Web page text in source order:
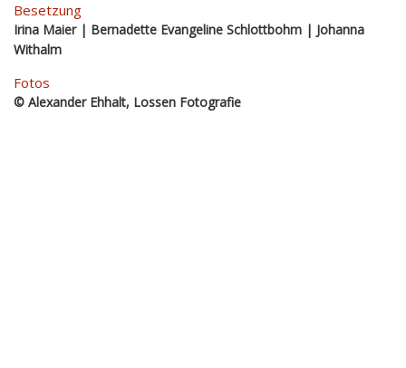
Besetzung
Irina Maier | Bernadette Evangeline Schlottbohm | Johanna
Withalm
Fotos
© Alexander Ehhalt, Lossen Fotografie